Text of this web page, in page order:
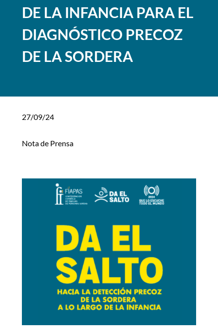
DE LA INFANCIA PARA EL
DIAGNÓSTICO PRECOZ
DE LA SORDERA
27/09/24
Nota de Prensa